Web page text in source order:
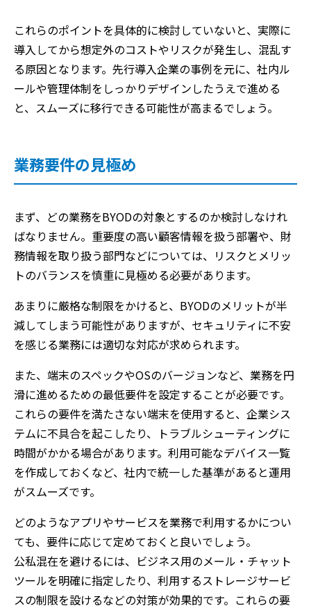
これらのポイントを具体的に検討していないと、実際に
導入してから想定外のコストやリスクが発生し、混乱す
る原因となります。先行導入企業の事例を元に、社内ル
ールや管理体制をしっかりデザインしたうえで進める
と、スムーズに移行できる可能性が高まるでしょう。
業務要件の見極め
まず、どの業務をBYODの対象とするのか検討しなけれ
ばなりません。重要度の高い顧客情報を扱う部署や、財
務情報を取り扱う部門などについては、リスクとメリッ
トのバランスを慎重に見極める必要があります。
あまりに厳格な制限をかけると、BYODのメリットが半
減してしまう可能性がありますが、セキュリティに不安
を感じる業務には適切な対応が求められます。
また、端末のスペックやOSのバージョンなど、業務を円
滑に進めるための最低要件を設定することが必要です。
これらの要件を満たさない端末を使用すると、企業シス
テムに不具合を起こしたり、トラブルシューティングに
時間がかかる場合があります。利用可能なデバイス一覧
を作成しておくなど、社内で統一した基準があると運用
がスムーズです。
どのようなアプリやサービスを業務で利用するかについ
ても、要件に応じて定めておくと良いでしょう。
公私混在を避けるには、ビジネス用のメール・チャット
ツールを明確に指定したり、利用するストレージサービ
スの制限を設けるなどの対策が効果的です。これらの要